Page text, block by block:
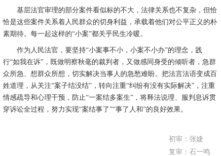
基层法官审理的部分案件看似标的不大，法律关系也不复杂，但恰
恰是这些案件关系着人民群众的切身利益，承载着他们对公平正义的朴
素期待。每一起这样的“小案”都关乎民生冷暖。
作为人民法官，要坚持“小案事不小，小案不小办”的理念，践
行“如我在诉”，既做明察秋毫的裁判者，又做感同身受的倾听者，急群
众所急、想群众所想，切实解决当事人的急愁难盼。把法言法语变成百
姓道理，从关注“案子结没结”，转向注重“纠纷有没有实际解决”，注重
情感疏导和心理干预，防止“一案结多案生”，将释法说理、服判息诉贯
穿诉讼全过程，努力实现“案结事了”“事了人和”的良好效果。
初审：张婕
复审：石一鸣